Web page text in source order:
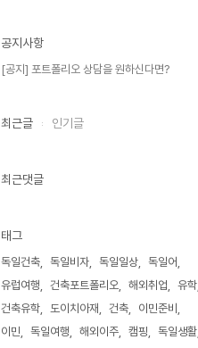
공지사항
[공지] 포트폴리오 상담을 원하신다면?
최근글 인기글
최근댓글
태그
독일건축 독일비자 독일일상
독일어
유럽여행
건축포트폴리오 해외취업
유학
건축유학
도이치아재 건축
이민준비
이민
독일여행 해외이주 캠핑
독일생활